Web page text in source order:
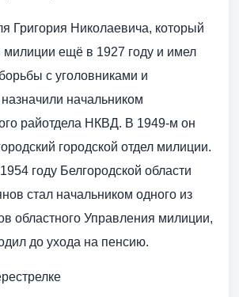
Григория Николаевича, который
милиции ещё в 1927 году и имел
с уголовниками и
начальником
райотдела НКВД. В 1949-м он
городской отдел милиции.
году Белгородской области
стал начальником одного из
областного Управления милиции,
до ухода на пенсию.